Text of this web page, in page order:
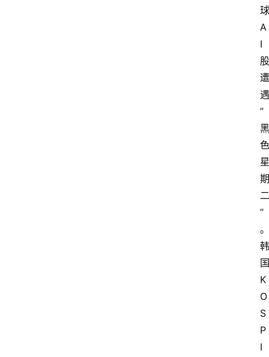
球
A
I
股
遭
遇
”
黑
色
星
期
二
”
。
韩
国
K
O
S
P
I